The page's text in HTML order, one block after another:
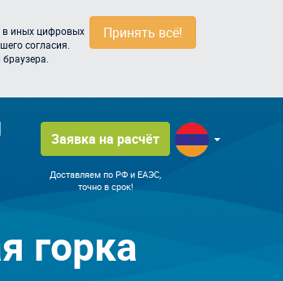
Принять всё!
в иных цифровых
согласия.
Заявка на расчёт
Доставляем по РФ и ЕАЭС,
точно в срок!
горка